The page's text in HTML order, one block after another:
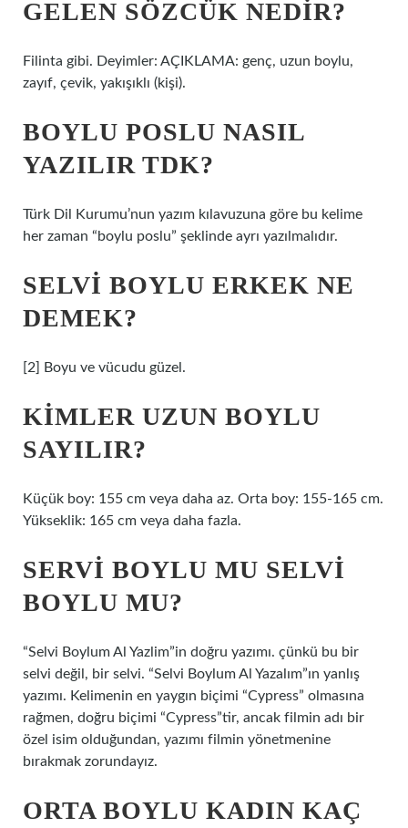
GELEN SÖZCÜK NEDIR?
Filinta gibi. Deyimler: AÇIKLAMA: genç, uzun boylu,
zayıf, çevik, yakışıklı (kişi).
BOYLU POSLU NASIL
YAZILIR TDK?
Türk Dil Kurumu’nun yazım kılavuzuna göre bu kelime
her zaman “boylu poslu” şeklinde ayrı yazılmalıdır.
SELVI BOYLU ERKEK NE
DEMEK?
[2] Boyu ve vücudu güzel.
KIMLER UZUN BOYLU
SAYILIR?
Küçük boy: 155 cm veya daha az. Orta boy: 155-165 cm.
Yükseklik: 165 cm veya daha fazla.
SERVI BOYLU MU SELVI
BOYLU MU?
“Selvi Boylum Al Yazlim”in doğru yazımı. çünkü bu bir
selvi değil, bir selvi. “Selvi Boylum Al Yazalım”ın yanlış
yazımı. Kelimenin en yaygın biçimi “Cypress” olmasına
rağmen, doğru biçimi “Cypress”tir, ancak filmin adı bir
özel isim olduğundan, yazımı filmin yönetmenine
bırakmak zorundayız.
ORTA BOYLU KADIN KAÇ